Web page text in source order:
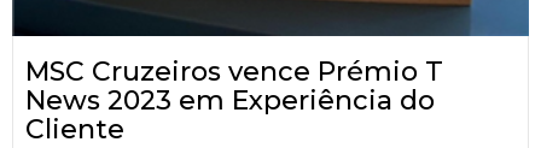
MSC Cruzeiros vence Prémio T
News 2023 em Experiência do
Cliente